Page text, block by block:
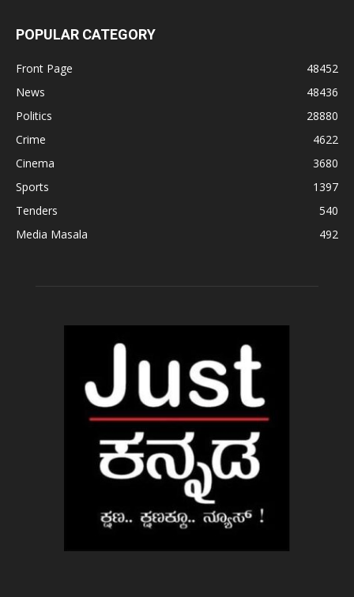
POPULAR CATEGORY
Front Page
48452
News
48436
Politics
28880
Crime
4622
Cinema
3680
Sports
1397
Tenders
540
Media Masala
492